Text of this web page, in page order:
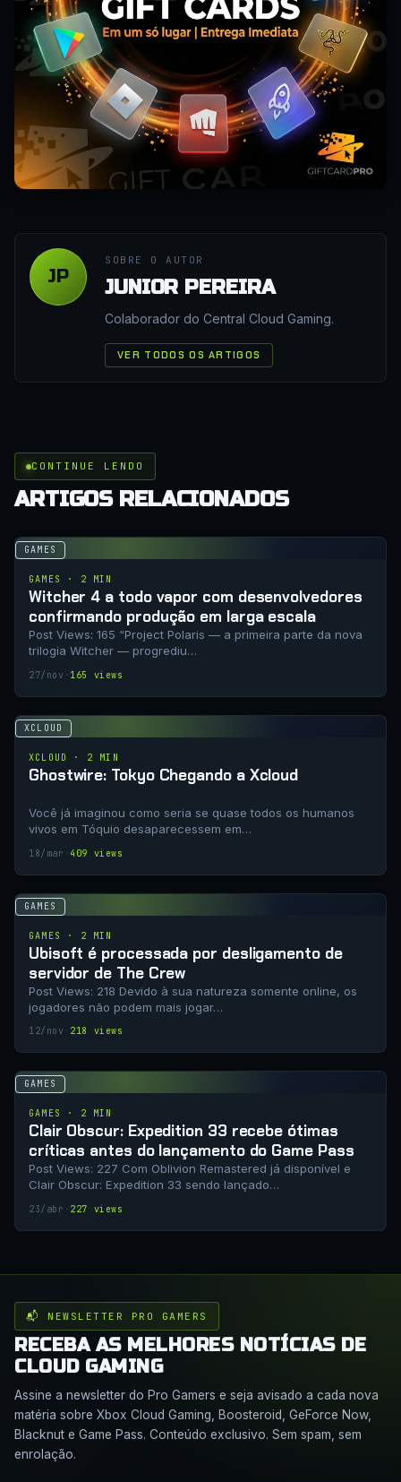
JP
SOBRE O AUTOR
JUNIOR PEREIRA
Colaborador do Central Cloud Gaming.
VER TODOS OS ARTIGOS
CONTINUE LENDO
ARTIGOS RELACIONADOS
GAMES
GAMES · 2 MIN
Witcher 4 a todo vapor com desenvolvedores
confirmando produção em larga escala
Post Views: 165 “Project Polaris — a primeira parte da nova
trilogia Witcher — progrediu…
27/nov · 165 views
XCLOUD
XCLOUD · 2 MIN
Ghostwire: Tokyo Chegando a Xcloud
Você já imaginou como seria se quase todos os humanos
vivos em Tóquio desaparecessem em…
18/mar · 409 views
GAMES
GAMES · 2 MIN
Ubisoft é processada por desligamento de
servidor de The Crew
Post Views: 218 Devido à sua natureza somente online, os
jogadores não podem mais jogar…
12/nov · 218 views
GAMES
GAMES · 2 MIN
Clair Obscur: Expedition 33 recebe ótimas
críticas antes do lançamento do Game Pass
Post Views: 227 Com Oblivion Remastered já disponível e
Clair Obscur: Expedition 33 sendo lançado…
23/abr · 227 views
📬 NEWSLETTER PRO GAMERS
RECEBA AS MELHORES NOTÍCIAS DE
CLOUD GAMING
Assine a newsletter do Pro Gamers e seja avisado a cada nova
matéria sobre Xbox Cloud Gaming, Boosteroid, GeForce Now,
Blacknut e Game Pass. Conteúdo exclusivo. Sem spam, sem
enrolação.